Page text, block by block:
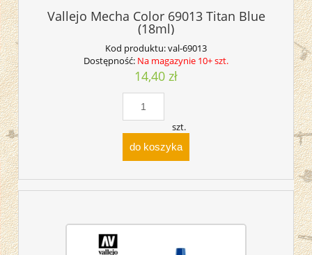
Vallejo Mecha Color 69013 Titan Blue
(18ml)
Kod produktu:val-69013
Dostępność: Na magazynie 10+ szt.
14,40 zł
szt.
do koszyka